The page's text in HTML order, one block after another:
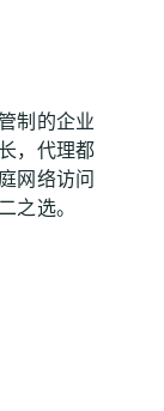
制的企业
，代理都
网络访问
之选。